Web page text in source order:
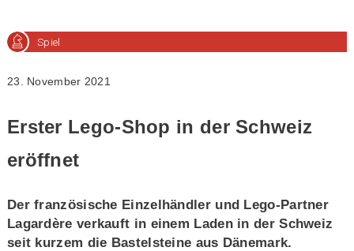
Spiel
23. November 2021
Erster Lego-Shop in der Schweiz
eröffnet
Der französische Einzelhändler und Lego-Partner
Lagardère verkauft in einem Laden in der Schweiz
seit kurzem die Bastelsteine aus Dänemark.